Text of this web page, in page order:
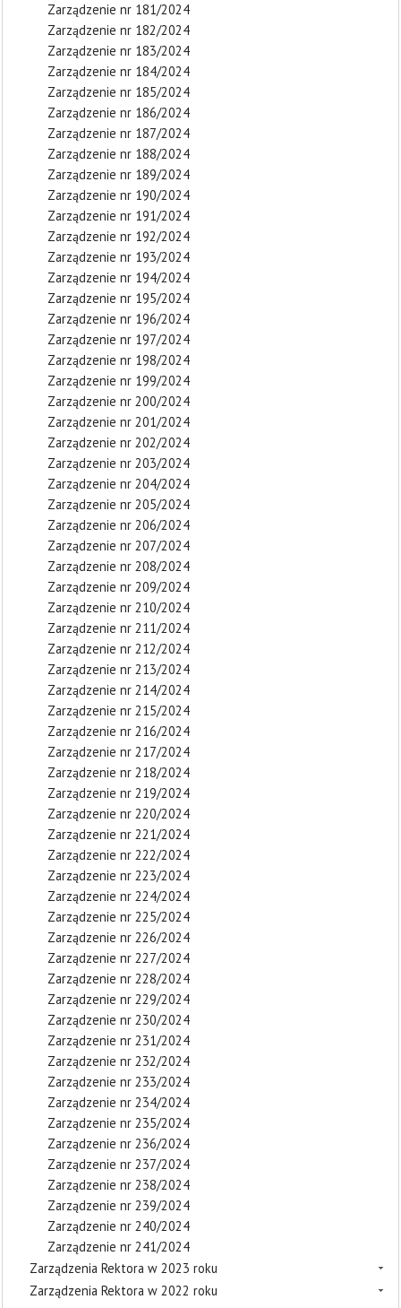
Zarządzenie nr 181/2024
Zarządzenie nr 182/2024
Zarządzenie nr 183/2024
Zarządzenie nr 184/2024
Zarządzenie nr 185/2024
Zarządzenie nr 186/2024
Zarządzenie nr 187/2024
Zarządzenie nr 188/2024
Zarządzenie nr 189/2024
Zarządzenie nr 190/2024
Zarządzenie nr 191/2024
Zarządzenie nr 192/2024
Zarządzenie nr 193/2024
Zarządzenie nr 194/2024
Zarządzenie nr 195/2024
Zarządzenie nr 196/2024
Zarządzenie nr 197/2024
Zarządzenie nr 198/2024
Zarządzenie nr 199/2024
Zarządzenie nr 200/2024
Zarządzenie nr 201/2024
Zarządzenie nr 202/2024
Zarządzenie nr 203/2024
Zarządzenie nr 204/2024
Zarządzenie nr 205/2024
Zarządzenie nr 206/2024
Zarządzenie nr 207/2024
Zarządzenie nr 208/2024
Zarządzenie nr 209/2024
Zarządzenie nr 210/2024
Zarządzenie nr 211/2024
Zarządzenie nr 212/2024
Zarządzenie nr 213/2024
Zarządzenie nr 214/2024
Zarządzenie nr 215/2024
Zarządzenie nr 216/2024
Zarządzenie nr 217/2024
Zarządzenie nr 218/2024
Zarządzenie nr 219/2024
Zarządzenie nr 220/2024
Zarządzenie nr 221/2024
Zarządzenie nr 222/2024
Zarządzenie nr 223/2024
Zarządzenie nr 224/2024
Zarządzenie nr 225/2024
Zarządzenie nr 226/2024
Zarządzenie nr 227/2024
Zarządzenie nr 228/2024
Zarządzenie nr 229/2024
Zarządzenie nr 230/2024
Zarządzenie nr 231/2024
Zarządzenie nr 232/2024
Zarządzenie nr 233/2024
Zarządzenie nr 234/2024
Zarządzenie nr 235/2024
Zarządzenie nr 236/2024
Zarządzenie nr 237/2024
Zarządzenie nr 238/2024
Zarządzenie nr 239/2024
Zarządzenie nr 240/2024
Zarządzenie nr 241/2024
Zarządzenia Rektora w 2023 roku
Zarządzenia Rektora w 2022 roku